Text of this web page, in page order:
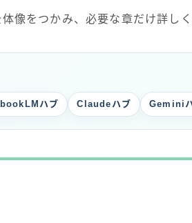
像をつかみ、必要な章だけ詳し
ハブ Claudeハブ Gemini